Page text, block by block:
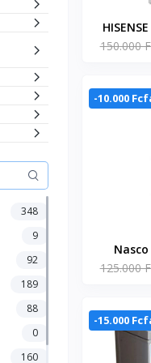
348
9
92
189
88
0
160
150.000
-10.000
Combine
125.000
-15.000